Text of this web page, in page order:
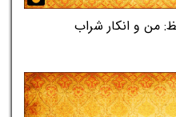
حافظ: من و انکار شراب